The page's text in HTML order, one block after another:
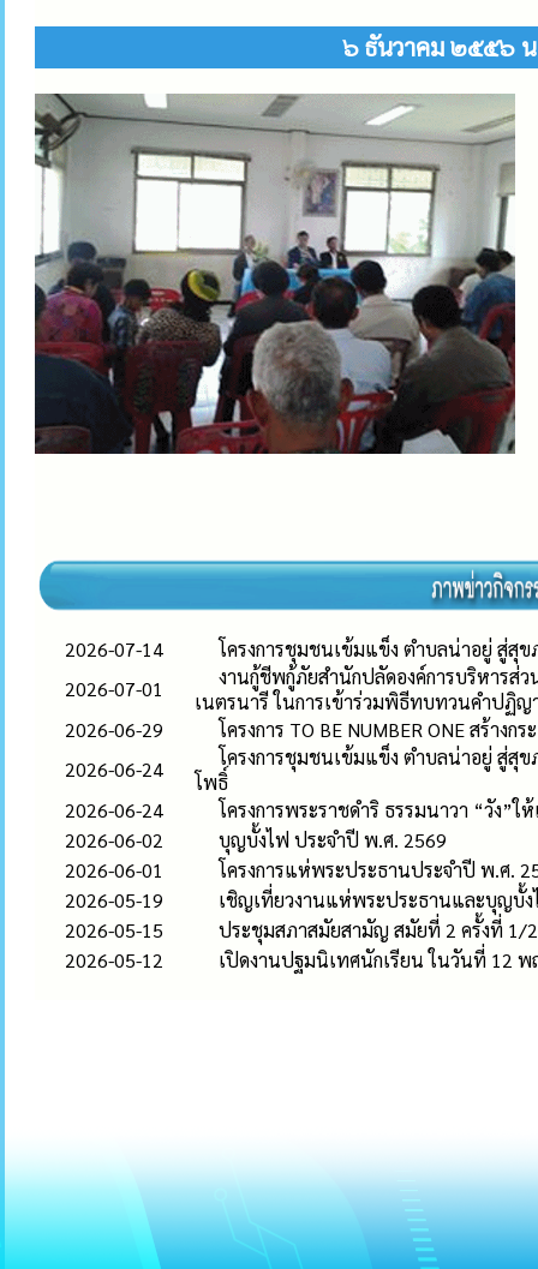
๖ ธันวาคม ๒๕๕๖ น
2026-07-14
โครงการชุมชนเข้มแข็ง ตำบลน่าอยู่ สู่สุ
2026-07-01
งานกู้ชีพกู้ภัยสำนักปลัดองค์การบริหารส่ว
เนตรนารี ในการเข้าร่วมพิธีทบทวนคำปฏิ
2026-06-29
โครงการ TO BE NUMBER ONE สร้า
2026-06-24
โครงการชุมชนเข้มแข็ง ตำบลน่าอยู่ สู่สุ
โพธิ์
2026-06-24
โครงการพระราชดำริ ธรรมนาวา “วัง”
2026-06-02
บุญบั้งไฟ ประจำปี พ.ศ. 2569
2026-06-01
โครงการแห่พระประธานประจำปี พ.ศ.
2026-05-19
เชิญเที่ยวงานแห่พระประธานและบุญบั้ง
2026-05-15
ประชุมสภาสมัยสามัญ สมัยที่ 2 ครั้งที่ 1/
2026-05-12
เปิดงานปฐมนิเทศนักเรียน ในวันที่ 12